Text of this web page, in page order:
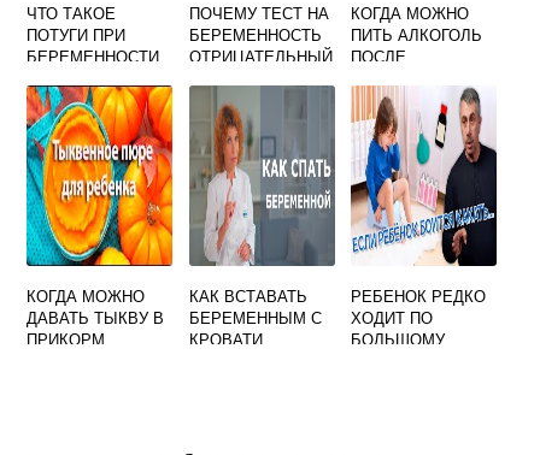
ЧТО ТАКОЕ
ПОТУГИ ПРИ
БЕРЕМЕННОСТИ
ПОЧЕМУ ТЕСТ НА
БЕРЕМЕННОСТЬ
ОТРИЦАТЕЛЬНЫЙ
ПОЛОЖИТЕЛЬНЫ
КОГДА МОЖНО
ПИТЬ АЛКОГОЛЬ
ПОСЛЕ
ОГО
ПРЕРЫВАНИЯ
БЕРЕМЕННОСТИ
КОГДА МОЖНО
ДАВАТЬ ТЫКВУ В
ПРИКОРМ
КАК ВСТАВАТЬ
БЕРЕМЕННЫМ С
КРОВАТИ
РЕБЕНОК РЕДКО
ХОДИТ ПО
БОЛЬШОМУ